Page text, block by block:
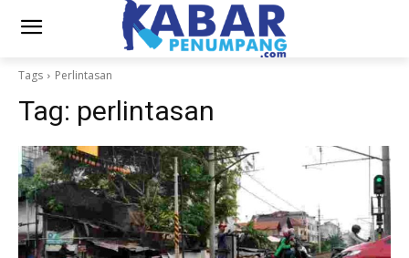
Tags Perlintasan
Tag: perlintasan